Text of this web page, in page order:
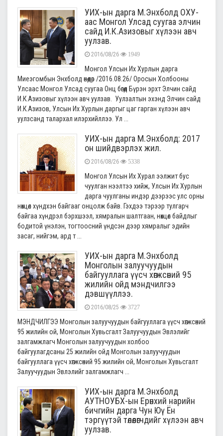
УИХ-ын дарга М.Энхболд ОХУ-
аас Монгол Улсад суугаа элчин
сайд И.К.Азизовыг хүлээн авч
уулзав.
2016/08/26 1949
Монгол Улсын Их Хурлын дарга
Миеэгомбын Энхболд өнөөдөр /2016.08.26/ Оросын Холбооны
Улсаас Монгол Улсад суугаа Онц бөгөөд Бүрэн эрхт Элчин сайд
И.К.Азизовыг хүлээн авч уулзав. Уулзалтын эхэнд Элчин сайд
И.К.Азизов, Улсын Их Хурлын даргыг цаг гарган хүлээн авч
уулзсанд талархал илэрхийллээ. Ул ...
УИХ-ын дарга М.Энхболд: 2017
он шийдвэрлэх жил.
2016/08/26 5338
Монгол Улсын Их Хурал ээлжит бус
чуулган нээлтээ хийж, Улсын Их Хурлын
дарга чуулганы индэр дээрээс улс орны
нөхцөл хүндхэн байгааг онцолж байв. Гэхдээ тэрээр тулгарч
байгаа хүндрэл бэрхшээл, хямралын шалтгаан, нөхцөл байдлыг
бодитой үнэлэн, тогтоосний үндсэн дээр хямралыг эдийн
засаг, нийгэм, ард т ...
УИХ-ын дарга М.Энхболд
Монголын залуучуудын
байгууллага үүсч хөгжсөний 95
жилийн ойд мэндчилгээ
дэвшүүллээ.
2016/08/25 3727
МЭНДЧИЛГЭЭ Монголын залуучуудын байгууллага үүсч хөгжсөний
95 жилийн ой, Монголын Хувьсгалт Залуучуудын Эвлэлийг
залгамжлагч Монголын залуучуудын холбоо
байгуулагдсаны 25 жилийн ойд Монголын залуучуудын
байгууллага үүсч хөгжсөний 95 жилийн ой, Монголын Хувьсгалт
Залуучуудын Эвлэлийг залгамжлагч ...
УИХ-ын дарга М.Энхболд
АУТНОУБХ-ын Ерөнхий нарийн
бичгийн дарга Чун Юү Ён
тэргүүтэй төлөөлөгчдийг хүлээн авч
уулзав.